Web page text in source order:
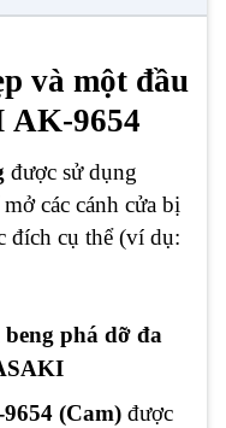
và một đầu
AK-9654
được sử dụng
các cánh cửa bị
đích cụ thể (ví dụ:
phá dỡ đa
(Cam) được